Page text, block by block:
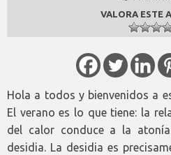
VALORA ESTE
Hola a todos y bienvenidos a
El verano es lo que tiene: la
del calor conduce a la
desidia. La desidia es